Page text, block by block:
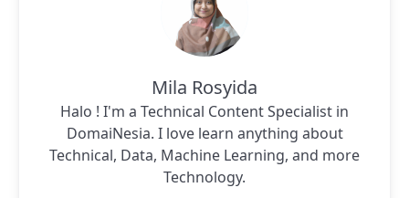
Mila Rosyida
Halo ! I'm a Technical Content Specialist in
DomaiNesia. I love learn anything about
Technical, Data, Machine Learning, and more
Technology.